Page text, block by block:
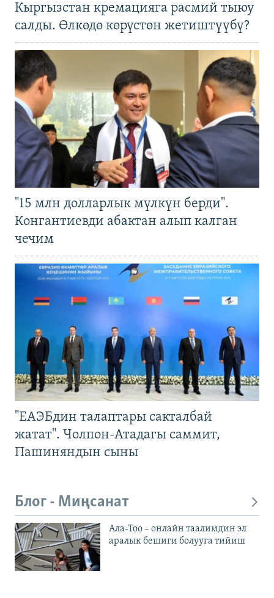
Кыргызстан кремацияга расмий тыюу
салды. Өлкөдө көрүстөн жетиштүүбү?
"15 млн долларлык мүлкүн берди".
Конгантиевди абактан алып калган
чечим
"ЕАЭБдин талаптары сакталбай
жатат". Чолпон-Атадагы саммит,
Пашиняндын сыны
Блог - Миңсанат
Ала-Тоо – онлайн таалимдин эл
аралык бешиги болууга тийиш